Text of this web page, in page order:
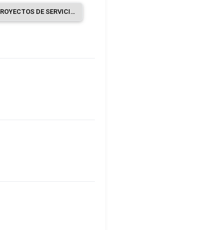
CONSTRUCCIÓN DE PROYECTOS DE SERVICIOS PÚBLICOS.